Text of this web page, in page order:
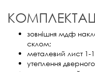
зовнішня мдф
склом;
металевий лист 1-
утеплення